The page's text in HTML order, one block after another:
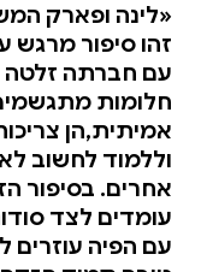
«לינה ופארק
זהו סיפור מרגש
עם חברתה זלטה
חלומות
אמיתית,הן
וללמוד לחשוב
אחרים. בסיפור
עומדים לצד
עם הפיה עוזרים